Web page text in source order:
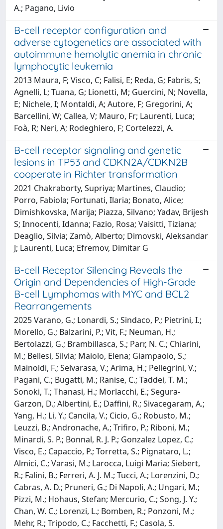
A.; Pagano, Livio
B-cell receptor configuration and
adverse cytogenetics are associated with
autoimmune hemolytic anemia in chronic
lymphocytic leukemia
2013 Maura, F; Visco, C; Falisi, E; Reda, G; Fabris, S;
Agnelli, L; Tuana, G; Lionetti, M; Guercini, N; Novella,
E; Nichele, I; Montaldi, A; Autore, F; Gregorini, A;
Barcellini, W; Callea, V; Mauro, Fr; Laurenti, Luca;
Foà, R; Neri, A; Rodeghiero, F; Cortelezzi, A.
B-cell receptor signaling and genetic
lesions in TP53 and CDKN2A/CDKN2B
cooperate in Richter transformation
2021 Chakraborty, Supriya; Martines, Claudio;
Porro, Fabiola; Fortunati, Ilaria; Bonato, Alice;
Dimishkovska, Marija; Piazza, Silvano; Yadav, Brijesh
S; Innocenti, Idanna; Fazio, Rosa; Vaisitti, Tiziana;
Deaglio, Silvia; Zamò, Alberto; Dimovski, Aleksandar
J; Laurenti, Luca; Efremov, Dimitar G
B-cell Receptor Silencing Reveals the
Origin and Dependencies of High-Grade
B-cell Lymphomas with MYC and BCL2
Rearrangements
2025 Varano, G.; Lonardi, S.; Sindaco, P.; Pietrini, I.;
Morello, G.; Balzarini, P.; Vit, F.; Neuman, H.;
Bertolazzi, G.; Brambillasca, S.; Parr, N. C.; Chiarini,
M.; Bellesi, Silvia; Maiolo, Elena; Giampaolo, S.;
Mainoldi, F.; Selvarasa, V.; Arima, H.; Pellegrini, V.;
Pagani, C.; Bugatti, M.; Ranise, C.; Taddei, T. M.;
Sonoki, T.; Thanasi, H.; Morlacchi, E.; Segura-
Garzon, D.; Albertini, E.; Daffini, R.; Sivacegaram, A.;
Yang, H.; Li, Y.; Cancila, V.; Cicio, G.; Robusto, M.;
Leuzzi, B.; Andronache, A.; Trifiro, P.; Riboni, M.;
Minardi, S. P.; Bonnal, R. J. P.; Gonzalez Lopez, C.;
Visco, E.; Capaccio, P.; Torretta, S.; Pignataro, L.;
Almici, C.; Varasi, M.; Larocca, Luigi Maria; Siebert,
R.; Falini, B.; Ferreri, A. J. M.; Tucci, A.; Lorenzini, D.;
Cabras, A. D.; Pruneri, G.; Di Napoli, A.; Ungari, M.;
Pizzi, M.; Hohaus, Stefan; Mercurio, C.; Song, J. Y.;
Chan, W. C.; Lorenzi, L.; Bomben, R.; Ponzoni, M.;
Mehr, R.; Tripodo, C.; Facchetti, F.; Casola, S.